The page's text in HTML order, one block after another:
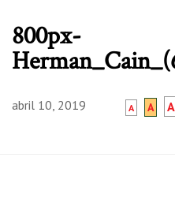
800px-
abril 10, 2019 A A A